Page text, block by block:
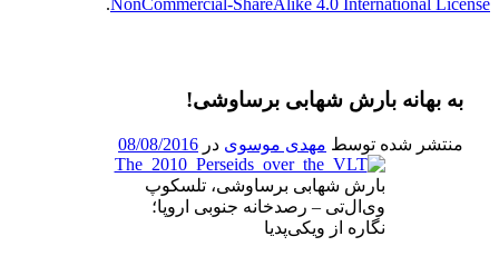
به بهانه بارش شهابی برساوشی!
منتشر شده توسط مهدی موسوی در 08/08/2016
بارش شهابی برساوشی، تلسکوپ
وی‌ال‌تی – رصدخانه جنوبی اروپا؛
نگاره از ویکی‌پدیا